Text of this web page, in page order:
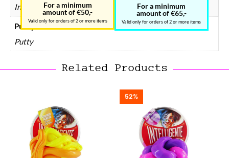
Intelligente
Putty soort
Putty
For a minimum
amount of €50,-
Valid only for orders of 2 or more items
For a minimum
amount of €65,-
Valid only for orders of 2 or more items
Related Products
52%